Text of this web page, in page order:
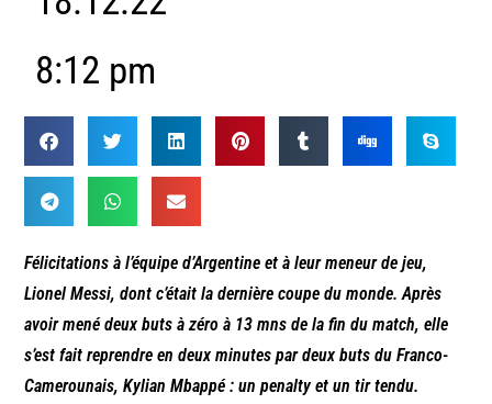
8:12 pm
Félicitations à l’équipe d’Argentine et à leur meneur de jeu,
Lionel Messi, dont c’était la dernière coupe du monde. Après
avoir mené deux buts à zéro à 13 mns de la fin du match, elle
s’est fait reprendre en deux minutes par deux buts du Franco-
Camerounais, Kylian Mbappé : un penalty et un tir tendu.